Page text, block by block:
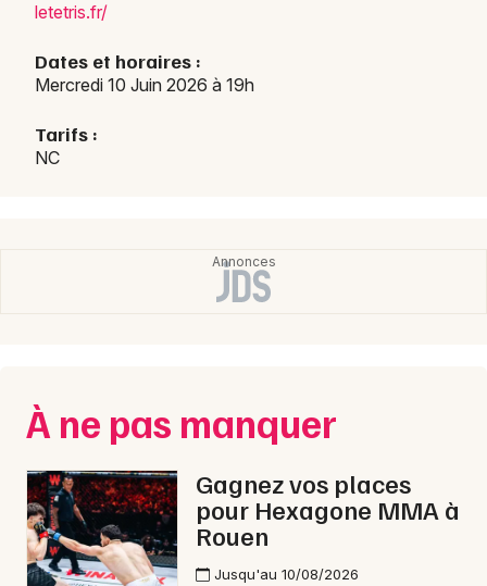
76 - Seine-Maritime
Je m'abonne
letetris.fr/
Dates et horaires :
Mercredi 10 Juin 2026 à 19h
Tarifs :
NC
À ne pas manquer
Gagnez vos places
pour Hexagone MMA à
Rouen
Jusqu'au 10/08/2026